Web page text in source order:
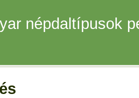
népdaltípusok